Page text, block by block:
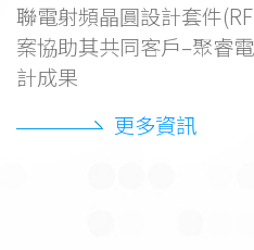
聯電射頻晶圓設計套件
案協助其共同客戶–聚睿
計成果
更多資訊